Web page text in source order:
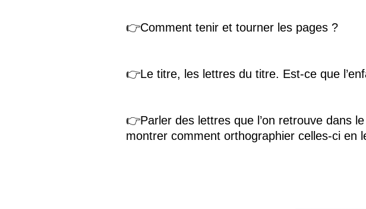
👉Comment tenir et tourner les pages ?
👉Le titre, les lettres du titre. Est-ce que
👉Parler des lettres que l’on retrouve dans
montrer comment orthographier celles-ci en